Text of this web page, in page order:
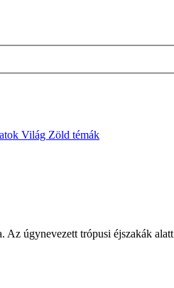
Világ Zöld témák
úgynevezett trópusi éjszakák